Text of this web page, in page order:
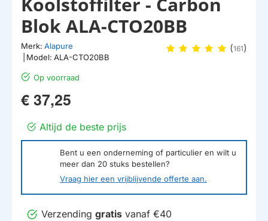
Op voorraad
Blok ALA-CTO20BB
Merk: Alapure
Model: ALA-CTO20BB
(161)
€ 37,25
Altijd de beste prijs
Bent u een onderneming of particulier en wilt u
meer dan 20 stuks bestellen?
Vraag hier een vrijblijvende offerte aan.
Verzending gratis vanaf €40